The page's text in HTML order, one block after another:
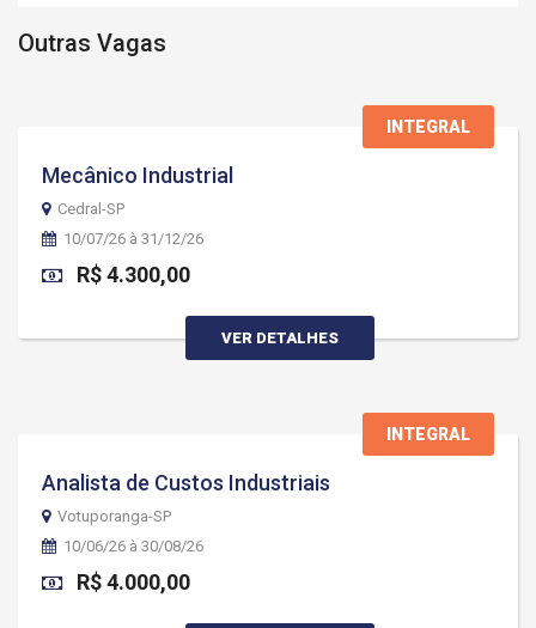
Outras Vagas
INTEGRAL
Mecânico Industrial
Cedral-SP
10/07/26 à 31/12/26
R$ 4.300,00
VER DETALHES
INTEGRAL
Analista de Custos Industriais
Votuporanga-SP
10/06/26 à 30/08/26
R$ 4.000,00